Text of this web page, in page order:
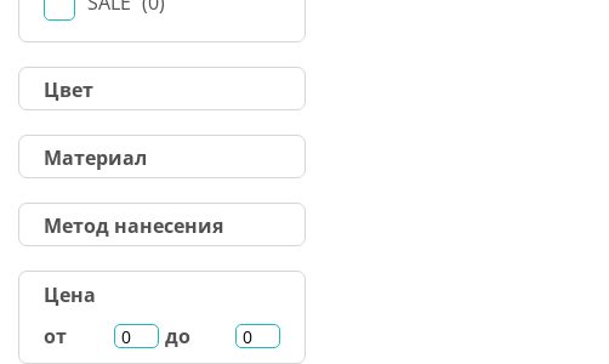
Цвет
Материал
Метод нанесения
Цена
от
до